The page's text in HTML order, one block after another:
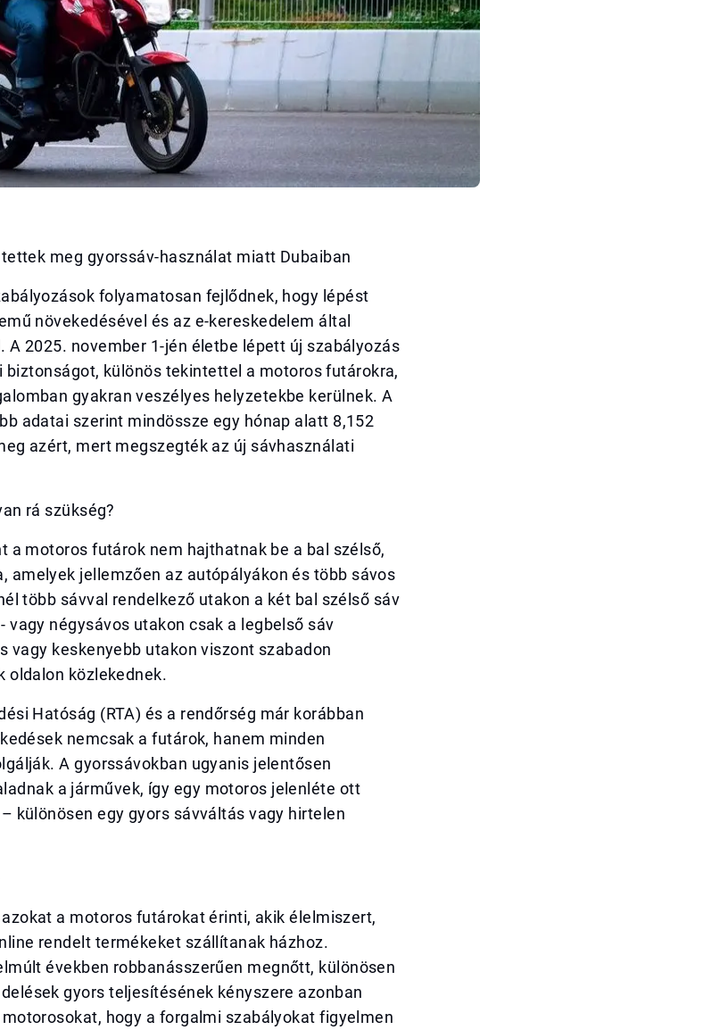
meg gyorssáv-használat miatt Dubaiban
folyamatosan fejlődnek, hogy lépést
növekedésével és az e-kereskedelem által
2025. november 1-jén életbe lépett új szabályozás
biztonságot, különös tekintettel a motoros futárokra,
gyakran veszélyes helyzetekbe kerülnek. A
adatai szerint mindössze egy hónap alatt 8,152
azért, mert megszegték az új sávhasználati
rá szükség?
a motoros futárok nem hajthatnak be a bal szélső,
amelyek jellemzően az autópályákon és több sávos
több sávval rendelkező utakon a két bal szélső sáv
vagy négysávos utakon csak a legbelső sáv
vagy keskenyebb utakon viszont szabadon
oldalon közlekednek.
Hatóság (RTA) és a rendőrség már korábban
nemcsak a futárok, hanem minden
A gyorssávokban ugyanis jelentősen
a járművek, így egy motoros jelenléte ott
különösen egy gyors sávváltás vagy hirtelen
a motoros futárokat érinti, akik élelmiszert,
rendelt termékeket szállítanak házhoz.
években robbanásszerűen megnőtt, különösen
gyors teljesítésének kényszere azonban
hogy a forgalmi szabályokat figyelmen